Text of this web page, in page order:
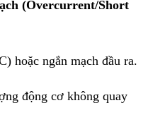
(Overcurrent/Short
hoặc ngắn mạch đầu ra.
động cơ không quay